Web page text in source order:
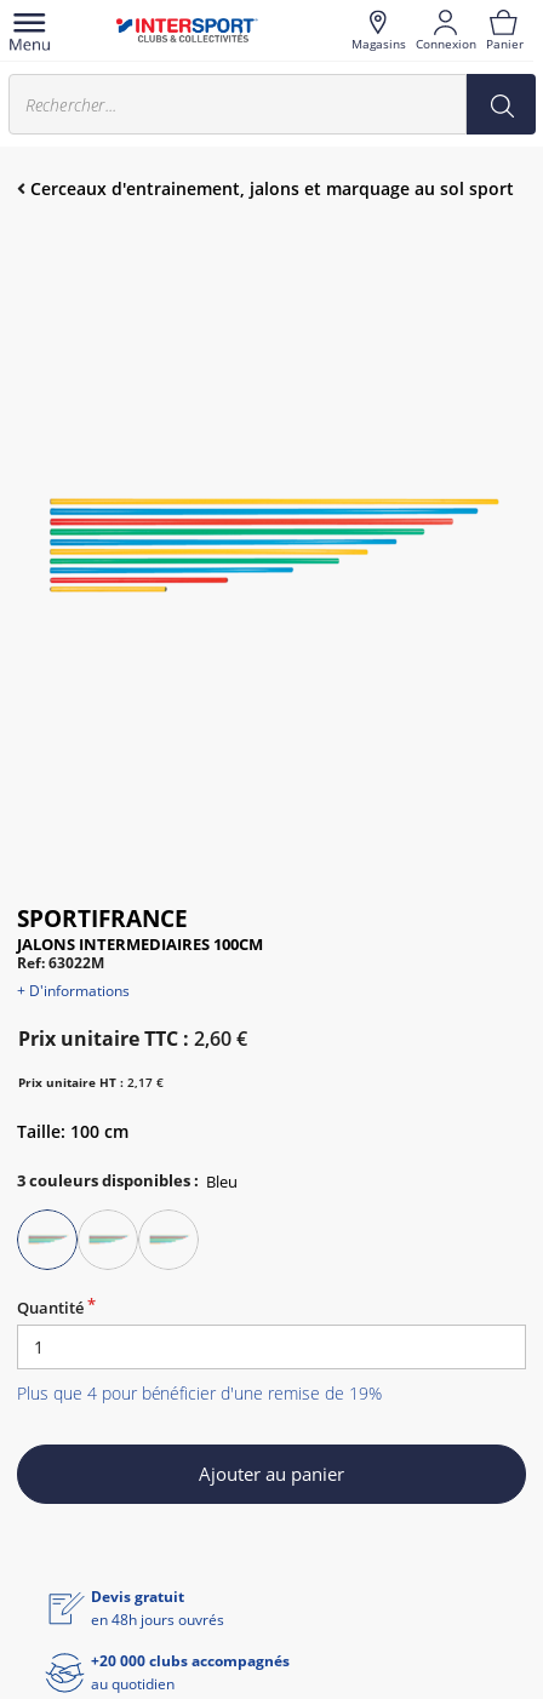
Magasins Connexion Panier
Cerceaux d'entrainement, jalons et marquage au sol sport
SPORTIFRANCE
JALONS INTERMEDIAIRES 100CM
Ref: 63022M
+ D'informations
Prix unitaire TTC : 2,60 €
Prix unitaire HT : 2,17 €
Taille: 100 cm
3couleurs disponibles:
Quantité
Plus que 4 pour bénéficier d'une remise de 19%
Ajouter au panier
Devis gratuit
en 48h jours ouvrés
+20 000 clubs accompagnés
au quotidien